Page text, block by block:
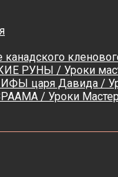
РУНЫ / Уроки
царя Давида /
/ Уроки